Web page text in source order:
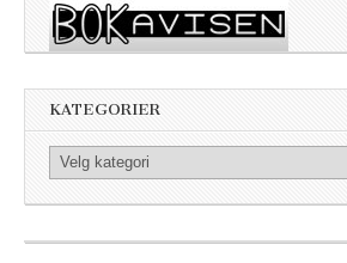
KATEGORIER
Kategorier